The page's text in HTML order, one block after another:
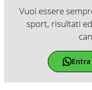
Vuoi essere
sport, risultati
Entra